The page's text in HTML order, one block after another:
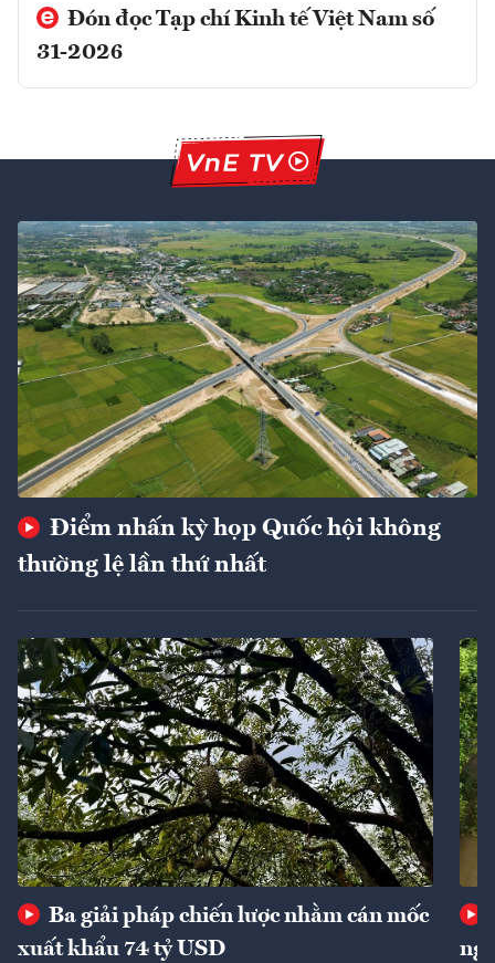
Đón đọc Tạp chí Kinh tế Việt Nam số
31-2026
Điểm nhấn kỳ họp Quốc hội không
thường lệ lần thứ nhất
Ba giải pháp chiến lược nhằm cán mốc
xuất khẩu 74 tỷ USD